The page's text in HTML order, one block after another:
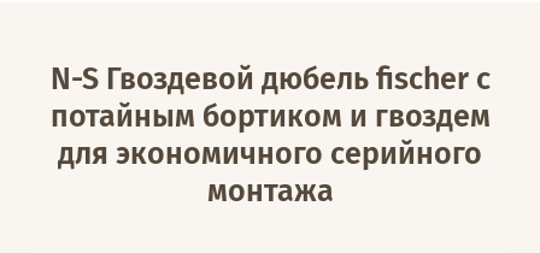
N-S Гвоздевой дюбель fischer с
потайным бортиком и гвоздем
для экономичного серийного
монтажа